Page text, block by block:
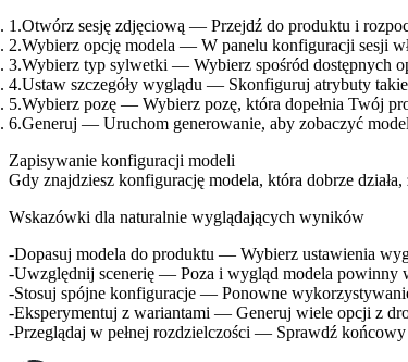
Otwórz sesję zdjęciową — Przejdź do produktu i
Wybierz opcję modela — W panelu konfiguracji sesji
Wybierz typ sylwetki — Wybierz spośród dostępnych
Ustaw szczegóły wyglądu — Skonfiguruj atrybuty takie
Wybierz pozę — Wybierz pozę, która dopełnia Twój
Generuj — Uruchom generowanie, aby zobaczyć
Zapisywanie konfiguracji modeli
Gdy znajdziesz konfigurację modela, która dobrze
Wskazówki dla naturalnie wyglądających wyników
Dopasuj modela do produktu — Wybierz ustawienia
Uwzględnij scenerię — Poza i wygląd modela powinny
Stosuj spójne konfiguracje — Ponowne
Eksperymentuj z wariantami — Generuj wiele opcji z
Przeglądaj w pełnej rozdzielczości — Sprawdź końcowy